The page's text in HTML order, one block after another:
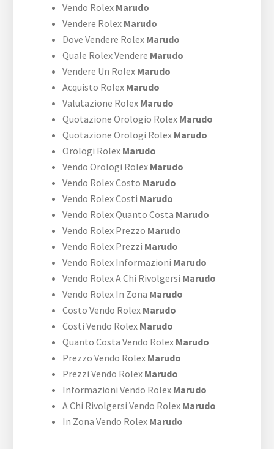
Vendo Rolex Marudo
Vendere Rolex Marudo
Dove Vendere Rolex Marudo
Quale Rolex Vendere Marudo
Vendere Un Rolex Marudo
Acquisto Rolex Marudo
Valutazione Rolex Marudo
Quotazione Orologio Rolex Marudo
Quotazione Orologi Rolex Marudo
Orologi Rolex Marudo
Vendo Orologi Rolex Marudo
Vendo Rolex Costo Marudo
Vendo Rolex Costi Marudo
Vendo Rolex Quanto Costa Marudo
Vendo Rolex Prezzo Marudo
Vendo Rolex Prezzi Marudo
Vendo Rolex Informazioni Marudo
Vendo Rolex A Chi Rivolgersi Marudo
Vendo Rolex In Zona Marudo
Costo Vendo Rolex Marudo
Costi Vendo Rolex Marudo
Quanto Costa Vendo Rolex Marudo
Prezzo Vendo Rolex Marudo
Prezzi Vendo Rolex Marudo
Informazioni Vendo Rolex Marudo
A Chi Rivolgersi Vendo Rolex Marudo
In Zona Vendo Rolex Marudo